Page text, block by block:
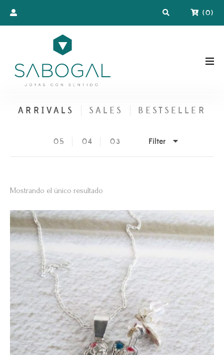
(0)
ARRIVALS SALES BESTSELLER
05 04 03 Filter
Mostrando el único resultado